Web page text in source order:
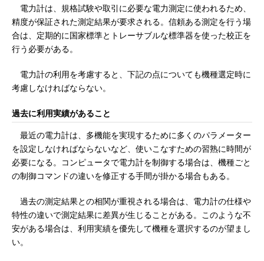
電力計は、規格試験や取引に必要な電力測定に使われるため、
精度が保証された測定結果が要求される。信頼ある測定を行う場
合は、定期的に国家標準とトレーサブルな標準器を使った校正を
行う必要がある。
電力計の利用を考慮すると、下記の点についても機種選定時に
考慮しなければならない。
過去に利用実績があること
最近の電力計は、多機能を実現するために多くのパラメーター
を設定しなければならないなど、使いこなすための習熟に時間が
必要になる。コンピュータで電力計を制御する場合は、機種ごと
の制御コマンドの違いを修正する手間が掛かる場合もある。
過去の測定結果との相関が重視される場合は、電力計の仕様や
特性の違いで測定結果に差異が生じることがある。このような不
安がある場合は、利用実績を優先して機種を選択するのが望まし
い。